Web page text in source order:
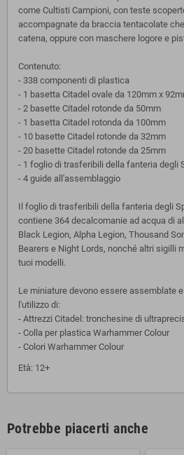
come Cultisti Campioni, con teste
accompagnate da braccia tentacolate
catena, oppure con maschere logore e
Contenuto:
- 338 componenti di plastica
- 1 basetta Citadel ovale da 120mm x
- 2 basette Citadel rotonde da 50mm
- 1 basetta Citadel rotonda da 100mm
- 10 basette Citadel rotonde da 32mm
- 20 basette Citadel rotonde da 25mm
- 1 foglio di trasferibili della fanteria degli
- 4 guide all'assemblaggio
Il foglio di trasferibili della fanteria degli
contiene 364 decalcomanie ad acqua di
Black Legion, Alpha Legion, Thousand
Bearers e Night Lords, nonché altri sigilli
tuoi modelli.
Le miniature devono essere assemblate
l'utilizzo di:
- Attrezzi Citadel: tronchesine di
- Colla per plastica Warhammer Colour
- Colori Warhammer Colour
Età: 12+
Potrebbe piacerti anche